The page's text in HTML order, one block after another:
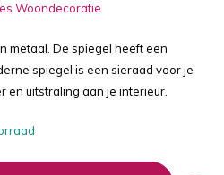
Woondecoratie
metaal. De spiegel heeft een
spiegel is een sieraad voor je
en uitstraling aan je interieur.